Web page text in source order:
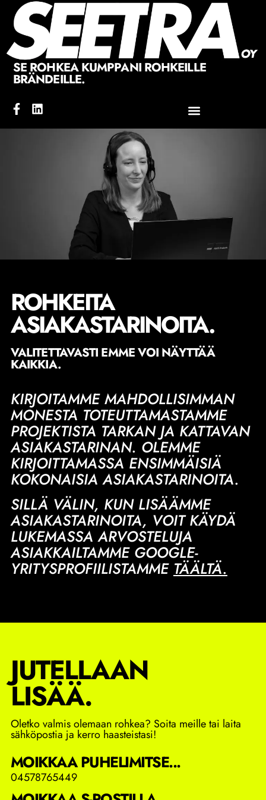
SE ROHKEA KUMPPANI ROHKEILLE
BRÄNDEILLE.
ROHKEITA
ASIAKASTARINOITA.
VALITETTAVASTI EMME VOI NÄYTTÄÄ
KAIKKIA.
KIRJOITAMME MAHDOLLISIMMAN
MONESTA TOTEUTTAMASTAMME
PROJEKTISTA TARKAN JA KATTAVAN
ASIAKASTARINAN. OLEMME
KIRJOITTAMASSA ENSIMMÄISIÄ
KOKONAISIA ASIAKASTARINOITA.
SILLÄ VÄLIN, KUN LISÄÄMME
ASIAKASTARINOITA, VOIT KÄYDÄ
LUKEMASSA ARVOSTELUJA
ASIAKKAILTAMME GOOGLE-
YRITYSPROFIILISTAMME TÄÄLTÄ.
JUTELLAAN
LISÄÄ.
Oletko valmis olemaan rohkea? Soita meille tai laita
sähköpostia ja kerro haasteistasi!
MOIKKAA PUHELIMITSE...
04578765449